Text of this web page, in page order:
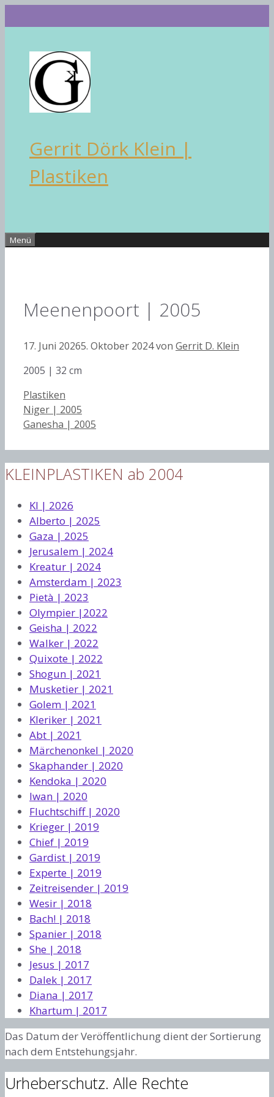
Inhalt
Gerrit Dörk Klein |
Plastiken
Menü
Meenenpoort | 2005
17. Juni 20265. Oktober 2024von Gerrit D. Klein
2005 | 32 cm
Kategorien
Plastiken
Niger | 2005
Ganesha | 2005
KLEINPLASTIKEN ab 2004
KI | 2026
Alberto | 2025
Gaza | 2025
Jerusalem | 2024
Kreatur | 2024
Amsterdam | 2023
Pietà | 2023
Olympier |2022
Geisha | 2022
Walker | 2022
Quixote | 2022
Shogun | 2021
Musketier | 2021
Golem | 2021
Kleriker | 2021
Abt | 2021
Märchenonkel | 2020
Skaphander | 2020
Kendoka | 2020
Iwan | 2020
Fluchtschiff | 2020
Krieger | 2019
Chief | 2019
Gardist | 2019
Experte | 2019
Zeitreisender | 2019
Wesir | 2018
Bach! | 2018
Spanier | 2018
She | 2018
Jesus | 2017
Dalek | 2017
Diana | 2017
Khartum | 2017
Das Datum der Veröffentlichung dient der Sortierung
nach dem Entstehungsjahr.
Urheberschutz. Alle Rechte